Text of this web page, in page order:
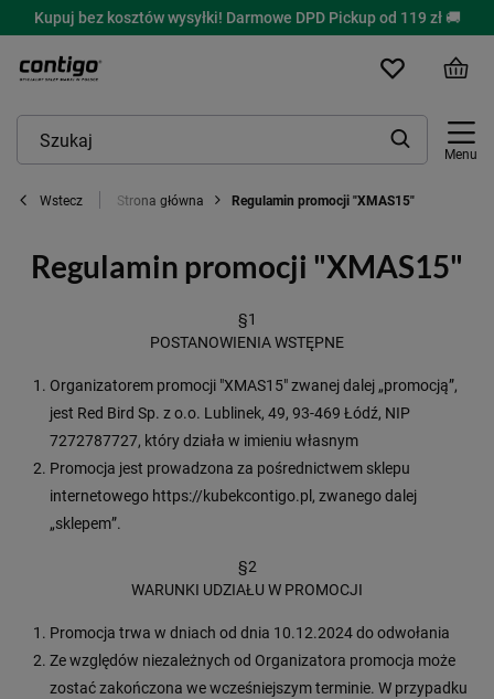
Kupuj bez kosztów wysyłki! Darmowe DPD Pickup od 119 zł 🚚
Menu
Wstecz Strona główna Regulamin promocji "XMAS15"
Regulamin promocji "XMAS15"
§1
POSTANOWIENIA WSTĘPNE
Organizatorem promocji "XMAS15" zwanej dalej „promocją”,
jest Red Bird Sp. z o.o. Lublinek, 49, 93-469 Łódź, NIP
7272787727, który działa w imieniu własnym
Promocja jest prowadzona za pośrednictwem sklepu
internetowego https://kubekcontigo.pl, zwanego dalej
„sklepem”.
§2
WARUNKI UDZIAŁU W PROMOCJI
Promocja trwa w dniach od dnia 10.12.2024 do odwołania
Ze względów niezależnych od Organizatora promocja może
zostać zakończona we wcześniejszym terminie. W przypadku